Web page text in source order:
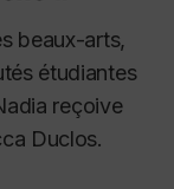
beaux-arts,
étudiantes
reçoive
Duclos.